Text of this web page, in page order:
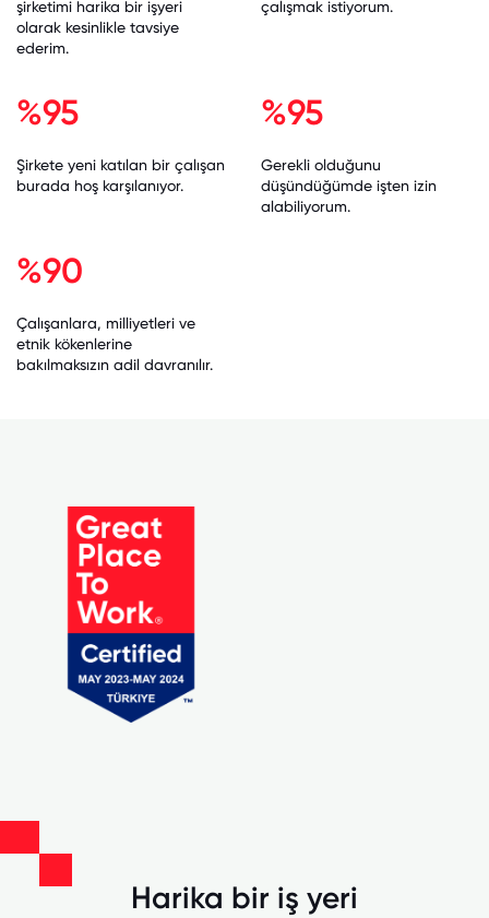
şirketimi harika bir işyeri
olarak kesinlikle tavsiye
ederim.
çalışmak istiyorum.
%95
Şirkete yeni katılan bir çalışan
burada hoş karşılanıyor.
%95
Gerekli olduğunu
düşündüğümde işten izin
alabiliyorum.
%90
Çalışanlara, milliyetleri ve
etnik kökenlerine
bakılmaksızın adil davranılır.
Harika bir iş yeri